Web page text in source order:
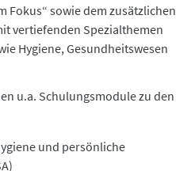
Fokus“ sowie dem zusätzlichen
vertiefenden Spezialthemen
Hygiene, Gesundheitswesen
u.a. Schulungsmodule zu den
und persönliche